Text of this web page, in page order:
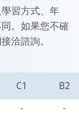
習方式、年
。如果您不確
洽諮詢。
C1
B2
-
-